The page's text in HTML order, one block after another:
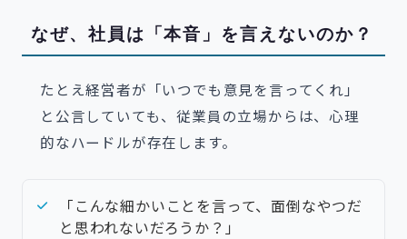
なぜ、社員は「本音」を言えないのか？
たとえ経営者が「いつでも意見を言ってくれ」
と公言していても、従業員の立場からは、心理
的なハードルが存在します。
「こんな細かいことを言って、面倒なやつだ
と思われないだろうか？」